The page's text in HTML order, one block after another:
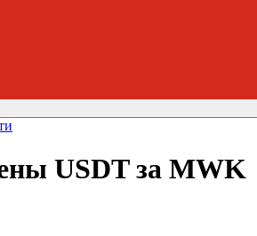
USDT за MWK